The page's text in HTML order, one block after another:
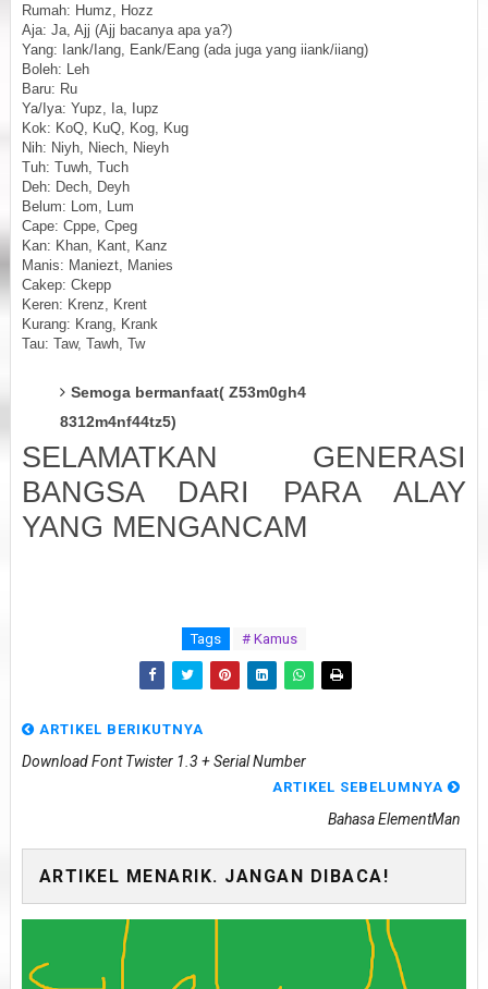
Rumah: Humz, Hozz
Aja: Ja, Ajj (Ajj bacanya apa ya?)
Yang: Iank/Iang, Eank/Eang (ada juga yang iiank/iiang)
Boleh: Leh
Baru: Ru
Ya/Iya: Yupz, Ia, Iupz
Kok: KoQ, KuQ, Kog, Kug
Nih: Niyh, Niech, Nieyh
Tuh: Tuwh, Tuch
Deh: Dech, Deyh
Belum: Lom, Lum
Cape: Cppe, Cpeg
Kan: Khan, Kant, Kanz
Manis: Maniezt, Manies
Cakep: Ckepp
Keren: Krenz, Krent
Kurang: Krang, Krank
Tau: Taw, Tawh, Tw
Semoga bermanfaat( Z53m0gh4
8312m4nf44tz5)
SELAMATKAN GENERASI
BANGSA DARI PARA ALAY
YANG MENGANCAM
Tags # Kamus
ARTIKEL BERIKUTNYA
Download Font Twister 1.3 + Serial Number
ARTIKEL SEBELUMNYA
Bahasa ElementMan
ARTIKEL MENARIK. JANGAN DIBACA!